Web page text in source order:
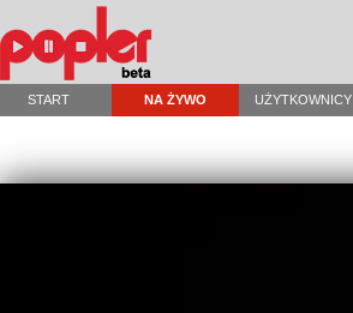
START NA ŻYWO UŻYTKOWNICY